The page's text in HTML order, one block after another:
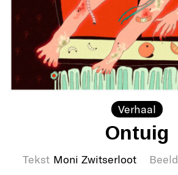
Verhaal
Ontuig
Tekst Moni Zwitserloot Beeld